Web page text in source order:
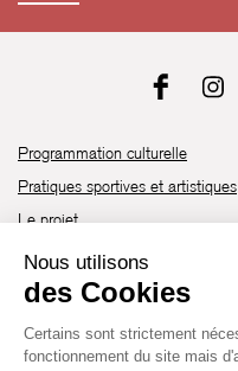
Programmation culturelle
Pratiques sportives et artistiques
Le projet
Brochure de saison 25-26
Découvrir les espaces
Devenir partenaire